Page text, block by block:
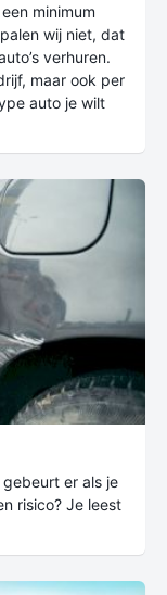
minimum
wij niet, dat
verhuren.
maar ook per
auto je wilt
er als je
risico? Je leest